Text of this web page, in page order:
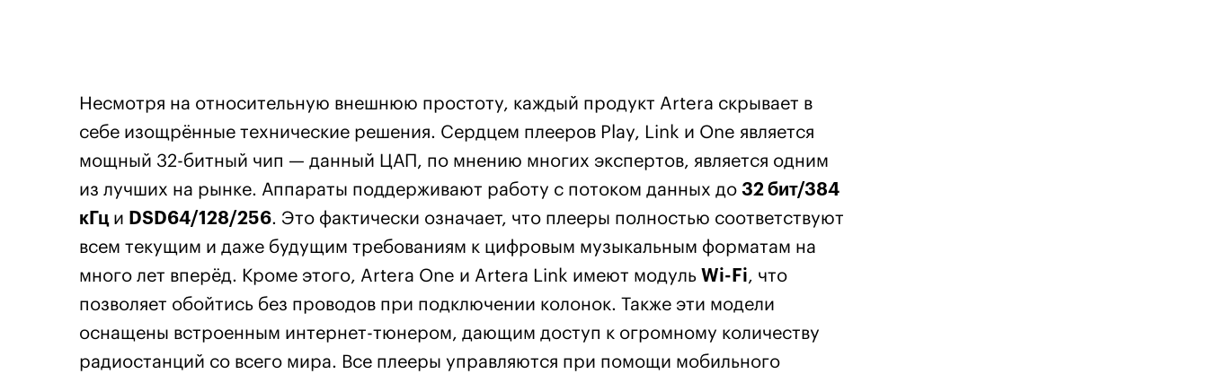
Несмотря на относительную внешнюю простоту, каждый продукт Artera скрывает в
себе изощрённые технические решения. Сердцем плееров Play, Link и One является
мощный 32-битный чип — данный ЦАП, по мнению многих экспертов, является одним
из лучших на рынке. Аппараты поддерживают работу с потоком данных до 32 бит/384
кГци DSD64/128/256. Это фактически означает, что плееры полностью соответствуют
всем текущим и даже будущим требованиям к цифровым музыкальным форматам на
много лет вперёд. Кроме этого, Artera One и Artera Link имеют модуль Wi-Fi, что
позволяет обойтись без проводов при подключении колонок. Также эти модели
оснащены встроенным интернет-тюнером, дающим доступ к огромному количеству
радиостанций со всего мира. Все плееры управляются при помощи мобильного